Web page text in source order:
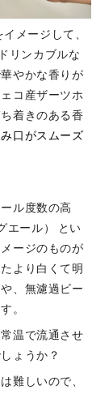
メージして、
リンカブルな
やかな香りが
コ産ザーツホ
着きのある香
口がスムーズ
ル度数の高
エール） とい
ージのものが
より白くて明
、無濾過ビー
。
温で流通させ
ょうか？
難しいので、